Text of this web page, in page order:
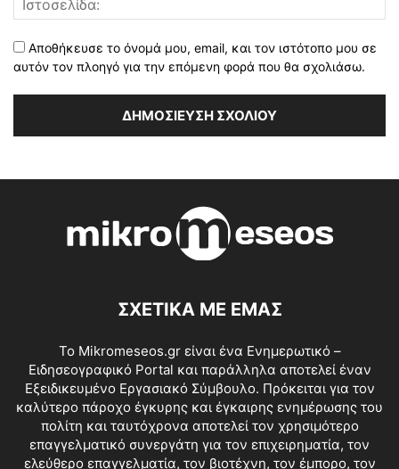
Αποθήκευσε το όνομά μου, email, και τον ιστότοπο μου σε
αυτόν τον πλοηγό για την επόμενη φορά που θα σχολιάσω.
ΣΧΕΤΙΚΑ ΜΕ ΕΜΑΣ
Το Mikromeseos.gr είναι ένα Ενημερωτικό –
Ειδησεογραφικό Portal και παράλληλα αποτελεί έναν
Εξειδικευμένο Εργασιακό Σύμβουλο. Πρόκειται για τον
καλύτερο πάροχο έγκυρης και έγκαιρης ενημέρωσης του
πολίτη και ταυτόχρονα αποτελεί τον χρησιμότερο
επαγγελματικό συνεργάτη για τον επιχειρηματία, τον
ελεύθερο επαγγελματία, τον βιοτέχνη, τον έμπορο, τον